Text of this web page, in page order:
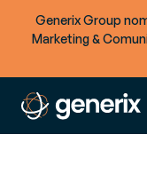
Generix Group
Marketing &